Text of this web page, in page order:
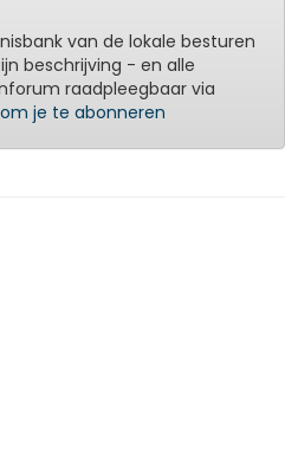
van de lokale besturen
beschrijving - en alle
raadpleegbaar via
om je te abonneren